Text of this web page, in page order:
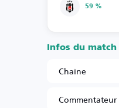
59 %
Infos du match
Chaîne
Commentateur